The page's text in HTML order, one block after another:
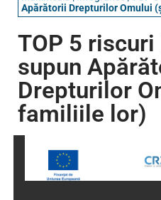
Apărătorii Drepturilor Omului
TOP 5
supun
Drepturilor
familiile lor)